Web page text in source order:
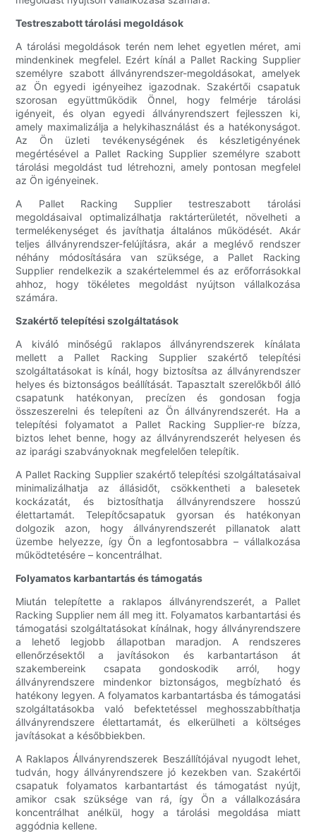
Testreszabott tárolási megoldások
A tárolási megoldások terén nem lehet egyetlen méret, ami
mindenkinek megfelel. Ezért kínál a Pallet Racking Supplier
személyre szabott állványrendszer-megoldásokat, amelyek
az Ön egyedi igényeihez igazodnak. Szakértői csapatuk
szorosan együttműködik Önnel, hogy felmérje tárolási
igényeit, és olyan egyedi állványrendszert fejlesszen ki,
amely maximalizálja a helykihasználást és a hatékonyságot.
Az Ön üzleti tevékenységének és készletigényének
megértésével a Pallet Racking Supplier személyre szabott
tárolási megoldást tud létrehozni, amely pontosan megfelel
az Ön igényeinek.
A Pallet Racking Supplier testreszabott tárolási
megoldásaival optimalizálhatja raktárterületét, növelheti a
termelékenységet és javíthatja általános működését. Akár
teljes állványrendszer-felújításra, akár a meglévő rendszer
néhány módosítására van szüksége, a Pallet Racking
Supplier rendelkezik a szakértelemmel és az erőforrásokkal
ahhoz, hogy tökéletes megoldást nyújtson vállalkozása
számára.
Szakértő telepítési szolgáltatások
A kiváló minőségű raklapos állványrendszerek kínálata
mellett a Pallet Racking Supplier szakértő telepítési
szolgáltatásokat is kínál, hogy biztosítsa az állványrendszer
helyes és biztonságos beállítását. Tapasztalt szerelőkből álló
csapatunk hatékonyan, precízen és gondosan fogja
összeszerelni és telepíteni az Ön állványrendszerét. Ha a
telepítési folyamatot a Pallet Racking Supplier-re bízza,
biztos lehet benne, hogy az állványrendszerét helyesen és
az iparági szabványoknak megfelelően telepítik.
A Pallet Racking Supplier szakértő telepítési szolgáltatásaival
minimalizálhatja az állásidőt, csökkentheti a balesetek
kockázatát, és biztosíthatja állványrendszere hosszú
élettartamát. Telepítőcsapatuk gyorsan és hatékonyan
dolgozik azon, hogy állványrendszerét pillanatok alatt
üzembe helyezze, így Ön a legfontosabbra – vállalkozása
működtetésére – koncentrálhat.
Folyamatos karbantartás és támogatás
Miután telepítette a raklapos állványrendszerét, a Pallet
Racking Supplier nem áll meg itt. Folyamatos karbantartási és
támogatási szolgáltatásokat kínálnak, hogy állványrendszere
a lehető legjobb állapotban maradjon. A rendszeres
ellenőrzésektől a javításokon és karbantartáson át
szakembereink csapata gondoskodik arról, hogy
állványrendszere mindenkor biztonságos, megbízható és
hatékony legyen. A folyamatos karbantartásba és támogatási
szolgáltatásokba való befektetéssel meghosszabbíthatja
állványrendszere élettartamát, és elkerülheti a költséges
javításokat a későbbiekben.
A Raklapos Állványrendszerek Beszállítójával nyugodt lehet,
tudván, hogy állványrendszere jó kezekben van. Szakértői
csapatuk folyamatos karbantartást és támogatást nyújt,
amikor csak szüksége van rá, így Ön a vállalkozására
koncentrálhat anélkül, hogy a tárolási megoldása miatt
aggódnia kellene.